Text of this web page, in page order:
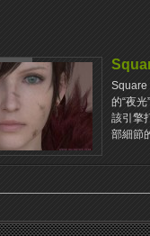
Square
的“夜
該引擎
部細節